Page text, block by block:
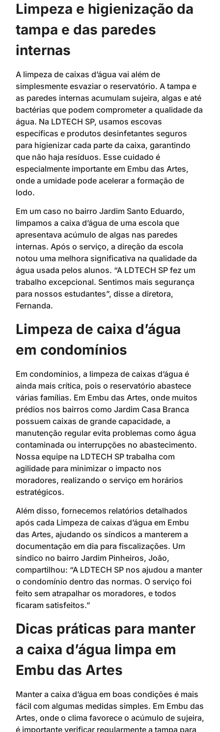
Limpeza e higienização da
tampa e das paredes
internas
A limpeza de caixas d’água vai além de
simplesmente esvaziar o reservatório. A tampa e
as paredes internas acumulam sujeira, algas e até
bactérias que podem comprometer a qualidade da
água. Na LDTECH SP, usamos escovas
específicas e produtos desinfetantes seguros
para higienizar cada parte da caixa, garantindo
que não haja resíduos. Esse cuidado é
especialmente importante em Embu das Artes,
onde a umidade pode acelerar a formação de
lodo.
Em um caso no bairro Jardim Santo Eduardo,
limpamos a caixa d’água de uma escola que
apresentava acúmulo de algas nas paredes
internas. Após o serviço, a direção da escola
notou uma melhora significativa na qualidade da
água usada pelos alunos. “A LDTECH SP fez um
trabalho excepcional. Sentimos mais segurança
para nossos estudantes”, disse a diretora,
Fernanda.
Limpeza de caixa d’água
em condomínios
Em condomínios, a limpeza de caixas d’água é
ainda mais crítica, pois o reservatório abastece
várias famílias. Em Embu das Artes, onde muitos
prédios nos bairros como Jardim Casa Branca
possuem caixas de grande capacidade, a
manutenção regular evita problemas como água
contaminada ou interrupções no abastecimento.
Nossa equipe na LDTECH SP trabalha com
agilidade para minimizar o impacto nos
moradores, realizando o serviço em horários
estratégicos.
Além disso, fornecemos relatórios detalhados
após cada Limpeza de caixas d’água em Embu
das Artes, ajudando os síndicos a manterem a
documentação em dia para fiscalizações. Um
síndico no bairro Jardim Pinheiros, João,
compartilhou: “A LDTECH SP nos ajudou a manter
o condomínio dentro das normas. O serviço foi
feito sem atrapalhar os moradores, e todos
ficaram satisfeitos.”
Dicas práticas para manter
a caixa d’água limpa em
Embu das Artes
Manter a caixa d’água em boas condições é mais
fácil com algumas medidas simples. Em Embu das
Artes, onde o clima favorece o acúmulo de sujeira,
é importante verificar regularmente a tampa para